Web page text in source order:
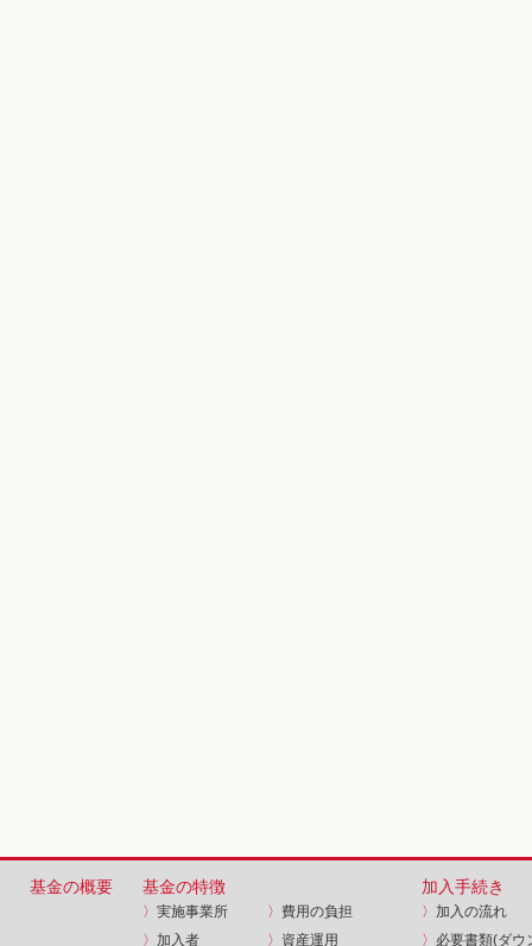
基金の概要 基金の特徴
〉 実施事業所 〉 費用の負担
〉 加入者 〉 資産運用
加入手続き
〉 加入の流れ
〉 必要書類(ダウ